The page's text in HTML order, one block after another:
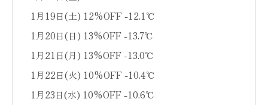
1月19日(土) 12%OFF -12.1℃
1月20日(日) 13%OFF -13.7℃
1月21日(月) 13%OFF -13.0℃
1月22日(火) 10%OFF -10.4℃
1月23日(水) 10%OFF -10.6℃